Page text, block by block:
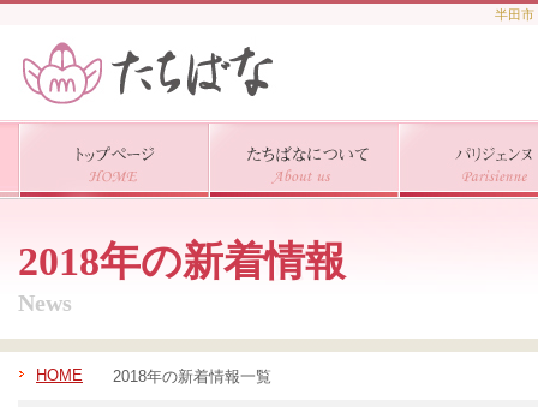
半田市
2018年の新着情報
News
HOME 2018年の新着情報一覧